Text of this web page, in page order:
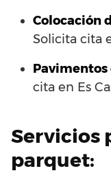
Colocación
Solicita cita
cita en Es
Servicios
parquet: